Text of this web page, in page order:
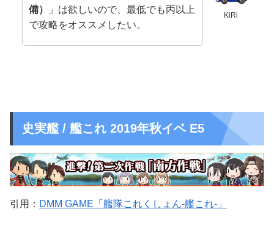
KiRi
備）
」は欲しいので、 最低でも丙以上
で攻略をオススメしたい。
史実艦 / 艦これ 2019年秋イベ E5
引用： DMM GAME「艦隊これくしょん-艦これ-」